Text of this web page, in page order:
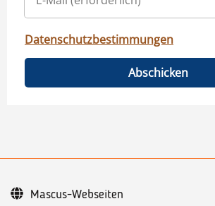
Datenschutzbestimmungen
Abschicken
Mascus-Webseiten